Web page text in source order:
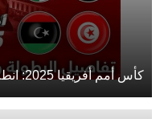
كأس أمم أفريقيا 2025: انطلاق المنافسات